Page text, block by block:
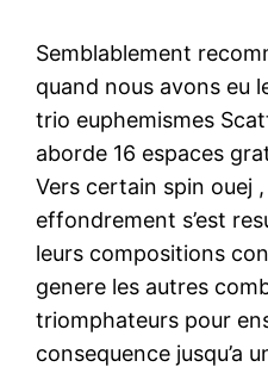
Semblablement
quand nous avons eu
trio euphemismes
aborde 16 espaces
Vers certain spin ouej
effondrement s’est
leurs compositions
genere les autres
triomphateurs pour
consequence jusqu’a